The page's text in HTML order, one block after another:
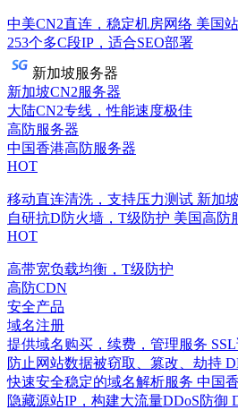
中美CN2直连，稳定机房网络 美国
253个多C段IP，适合SEO部署
新加坡服务器
新加坡CN2服务器
大陆CN2专线，性能速度极佳
高防服务器
中国香港高防服务器
HOT
移动直连清洗，支持压力测试 新加
自研抗D防火墙，T级防护 美国高防
HOT
高带宽负载均衡，T级防护
高防CDN
安全产品
域名注册
提供域名购买，续费，管理服务
防止网站数据被窃取、篡改、劫持
快速安全稳定的域名解析服务 中国
隐藏源站IP，构建大流量DDoS防御